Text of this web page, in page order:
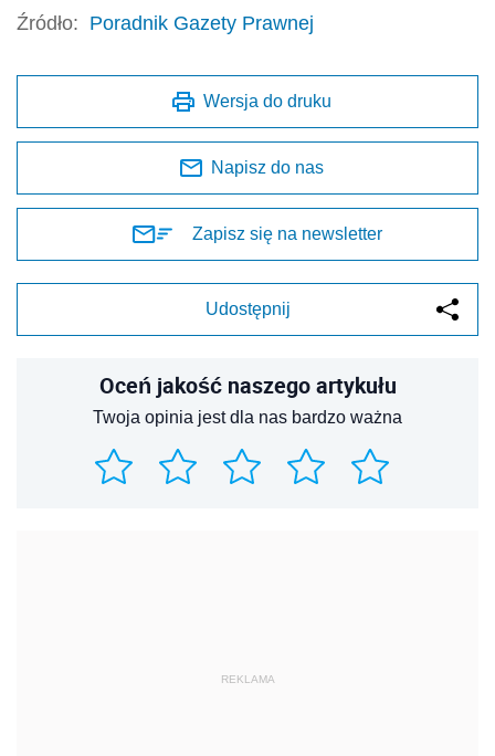
Źródło: Poradnik Gazety Prawnej
Wersja do druku
Napisz do nas
Zapisz się na newsletter
Udostępnij
Oceń jakość naszego artykułu
Twoja opinia jest dla nas bardzo ważna
REKLAMA